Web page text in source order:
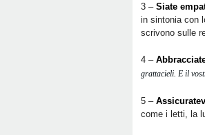
3 – Siate
in sintonia con
scrivono sulle
4 –
grattacieli. E il
5 –
come i letti, la